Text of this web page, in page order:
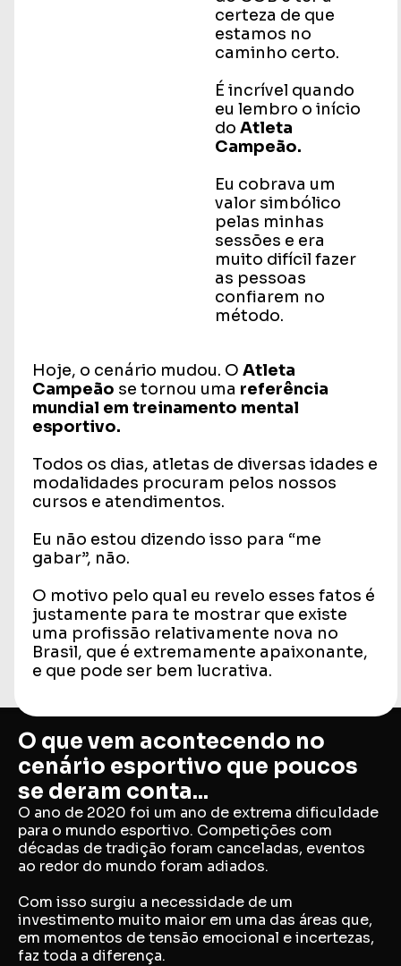
certeza de que
estamos no
caminho certo.
É incrível quando
eu lembro o início
do Atleta
Campeão.
Eu cobrava um
valor simbólico
pelas minhas
sessões e era
muito difícil fazer
as pessoas
confiarem no
método.
Hoje, o cenário mudou. O Atleta
Campeão se tornou uma referência
mundial em treinamento mental
esportivo.
Todos os dias, atletas de diversas idades e
modalidades procuram pelos nossos
cursos e atendimentos.
Eu não estou dizendo isso para “me
gabar”, não.
O motivo pelo qual eu revelo esses fatos é
justamente para te mostrar que existe
uma profissão relativamente nova no
Brasil, que é extremamente apaixonante,
e que pode ser bem lucrativa.
O que vem acontecendo no
cenário esportivo que poucos
se deram conta...
O ano de 2020 foi um ano de extrema dificuldade
para o mundo esportivo. Competições com
décadas de tradição foram canceladas, eventos
ao redor do mundo foram adiados.
Com isso surgiu a necessidade de um
investimento muito maior em uma das áreas que,
em momentos de tensão emocional e incertezas,
faz toda a diferença.